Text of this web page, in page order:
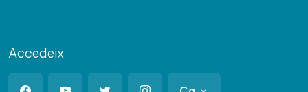
Accedeix